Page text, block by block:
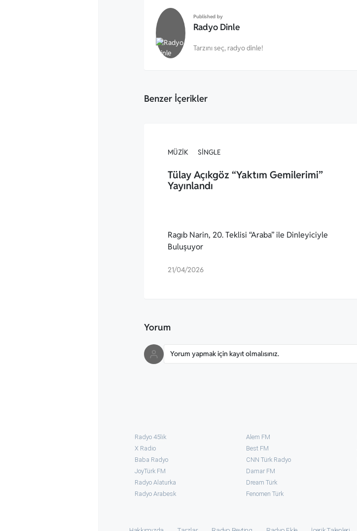
Published by
Radyo Dinle
Tarzını seç, radyo dinle!
Benzer İçerikler
MÜZIK SINGLE
Tülay Açıkgöz “Yaktım Gemilerimi”
Yayınlandı
Ragıb Narin, 20. Teklisi “Araba” ile Dinleyiciyle
Buluşuyor
21/04/2026
Yorum
Yorum yapmak için kayıt olmalısınız.
Radyo 45lik
X Radio
Baba Radyo
JoyTürk FM
Radyo Alaturka
Radyo Arabesk
Alem FM
Best FM
CNN Türk Radyo
Damar FM
Dream Türk
Fenomen Türk